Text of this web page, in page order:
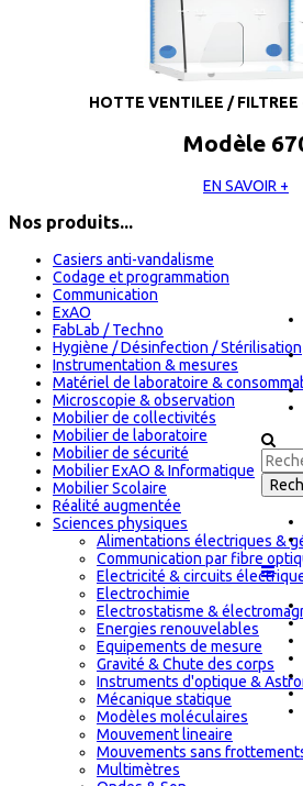
HOTTE VENTILEE / FILTREE
Modèle
EN SAVOIR +
Nos produits...
Casiers anti-vandalisme
Codage et programmation
Communication
ExAO
FabLab / Techno
Hygiène / Désinfection / Stérilisation
Instrumentation & mesures
Matériel de laboratoire &
Microscopie & observation
Mobilier de collectivités
Mobilier de laboratoire
Mobilier de sécurité
Mobilier ExAO & Informatique
Mobilier Scolaire
Réalité augmentée
Sciences physiques
Alimentations électriques &
Communication par fibre
Electricité & circuits
Electrochimie
Electrostatisme &
Energies renouvelables
Equipements de mesure
Gravité & Chute des corps
Instruments d'optique &
Mécanique statique
Modèles moléculaires
Mouvement lineaire
Mouvements sans
Multimètres